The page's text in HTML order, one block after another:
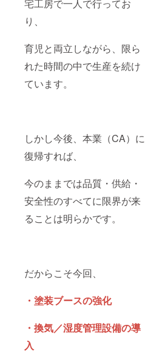
宅工房で一人で行ってお
り、
育児と両立しながら、限ら
れた時間の中で生産を続け
ています。
しかし今後、本業（CA）に
復帰すれば、
今のままでは品質・供給・
安全性のすべてに限界が来
ることは明らかです。
だからこそ今回、
・塗装ブースの強化
・換気／湿度管理設備の導
入